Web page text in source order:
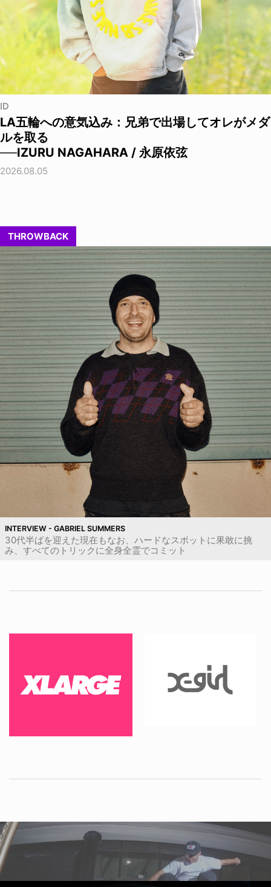
ID
LA五輪への意気込み：兄弟で出場してオレがメダ
ルを取る
──IZURU NAGAHARA / 永原依弦
2026.08.05
THROWBACK
INTERVIEW - GABRIEL SUMMERS
30代半ばを迎えた現在もなお、ハードなスポットに果敢に挑
み、すべてのトリックに全身全霊でコミット